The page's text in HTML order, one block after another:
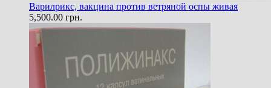
Варилрикс, вакцина против ветряной оспы живая
5,500.00 грн.